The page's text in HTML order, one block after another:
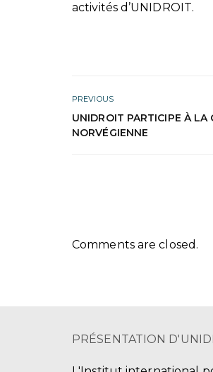
activités d’UNIDROIT.
PREVIOUS
UNIDROIT PARTICIPE À LA
NORVÉGIENNE
Comments are closed.
PRÉSENTATION